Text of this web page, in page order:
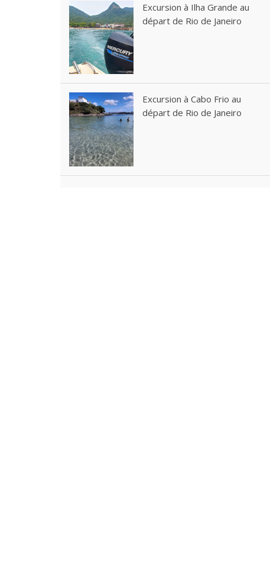
Excursion à Ilha Grande au
départ de Rio de Janeiro
Excursion à Cabo Frio au
départ de Rio de Janeiro